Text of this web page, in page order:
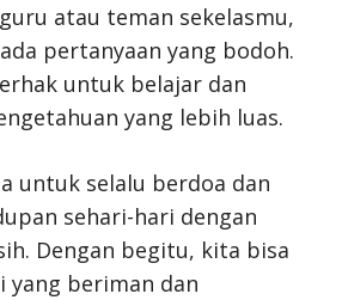
atau teman sekelasmu,
pertanyaan yang bodoh.
untuk belajar dan
yang lebih luas.
untuk selalu berdoa dan
sehari-hari dengan
Dengan begitu, kita bisa
yang beriman dan